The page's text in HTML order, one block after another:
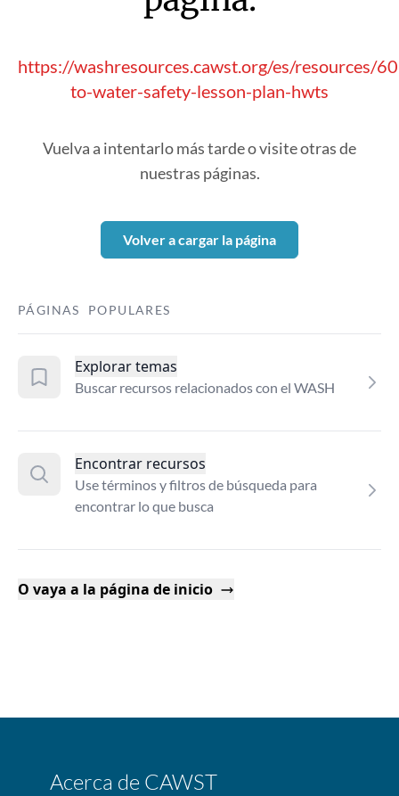
https://washresources.cawst.org/es/resources/
to-water-safety-lesson-plan-hwts
Vuelva a intentarlo más tarde o visite otras de
nuestras páginas.
Volver a cargar la página
PÁGINAS POPULARES
Explorar temas
Buscar recursos relacionados con el WASH
Encontrar recursos
Use términos y filtros de búsqueda para
encontrar lo que busca
O vaya a la página de inicio
Acerca de CAWST